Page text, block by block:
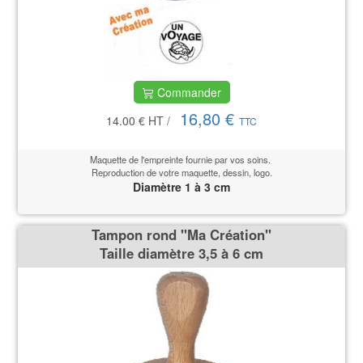
Commander
14.00 € HT / 16,80 € TTC
Maquette de l'empreinte fournie par vos soins.
Reproduction de votre maquette, dessin, logo.
Diamètre 1 à 3 cm
Tampon rond ''Ma Création''
Taille diamètre 3,5 à 6 cm